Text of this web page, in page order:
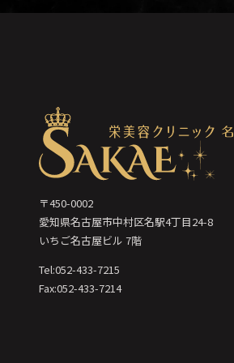
〒450-0002
愛知県名古屋市中村区名駅4丁目24-8
いちご名古屋ビル 7階
Tel:052-433-7215
Fax:052-433-7214